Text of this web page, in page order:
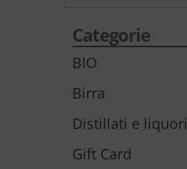
Categorie
BIO
Birra
Distillati e liquori
Gift Card